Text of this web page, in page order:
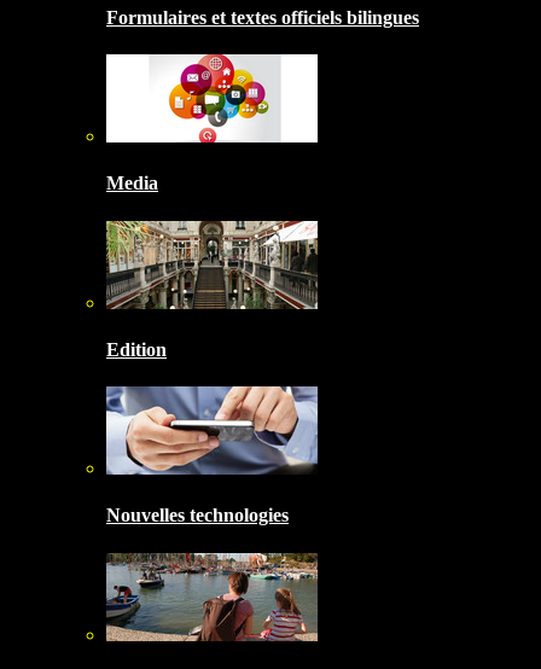
Formulaires et textes officiels bilingues
Media
Edition
Nouvelles technologies